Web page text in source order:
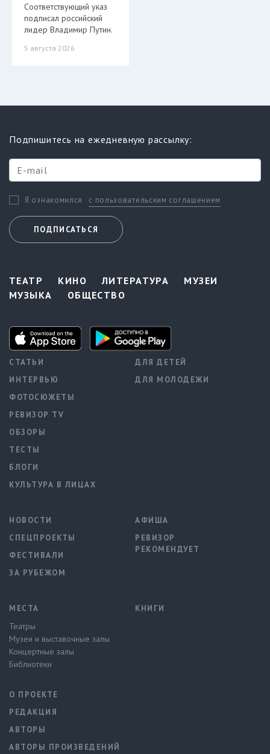
Соответствующий указ
подписал российский
лидер Владимир Путин.
5 августа 2026
Подпишитесь на ежедневную рассылку:
Я ознакомился с пользовательским соглашением
ПОДПИСАТЬСЯ
ТЕАТР КИНО ЛИТЕРАТУРА
МУЗЕИ
МУЗЫКА
ОБЩЕСТВО
СТАТЬИ
ИНТЕРВЬЮ
ФОТОСЮЖЕТЫ
РЕВИЗОР TV
ОБЗОРЫ
ТЕСТЫ
БЛОГИ
КУЛЬТУРА В ЛИЦАХ
ДЛЯ ДЕТЕЙ
ДЛЯ МОЛОДЕЖИ
НОВОСТИ
СПЕЦПРОЕКТЫ
ФЕСТИВАЛИ
ЗА РУБЕЖОМ
АФИША
РЕВИЗОР
РЕКОМЕНДУЕТ
МЕСТА
Театры
Музеи и выставочные залы
Концертные залы
Библиотеки
КНИГИ
О ПРОЕКТЕ
РЕДАКЦИЯ
АВТОРЫ
АВТОРЫ ПРОИЗВЕДЕНИЙ